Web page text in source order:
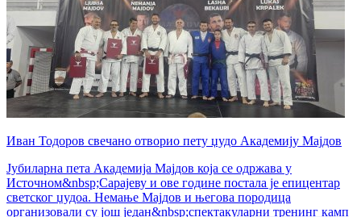
Иван Тодоров свечано отворио пету џудо Академију Мајдов
Јубиларна пета Академија Мајдов која се одржава у
Источном&nbsp;Сарајеву и ове године постала је епицентар
светског џудоа. Немање Мајдов и његова породица
организовали су још један&nbsp;спектакуларни тренинг камп